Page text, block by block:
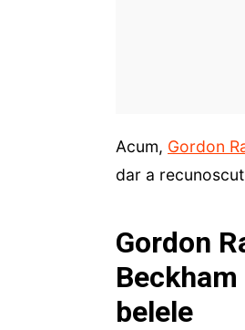
Acum, Gordon
dar a
Gordon
belele